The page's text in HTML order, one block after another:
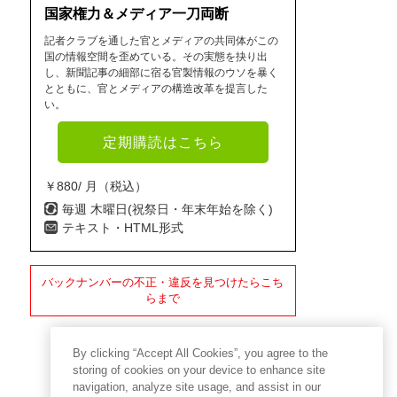
国家権力＆メディア一刀両断
記者クラブを通した官とメディアの共同体がこの
国の情報空間を歪めている。その実態を抉り出
し、新聞記事の細部に宿る官製情報のウソを暴く
とともに、官とメディアの構造改革を提言した
い。
定期購読はこちら
￥880/ 月（税込）
毎週 木曜日(祝祭日・年末年始を除く)
テキスト・HTML形式
バックナンバーの不正・違反を見つけたらこち
らまで
By clicking “Accept All Cookies”, you agree to the
storing of cookies on your device to enhance site
navigation, analyze site usage, and assist in our